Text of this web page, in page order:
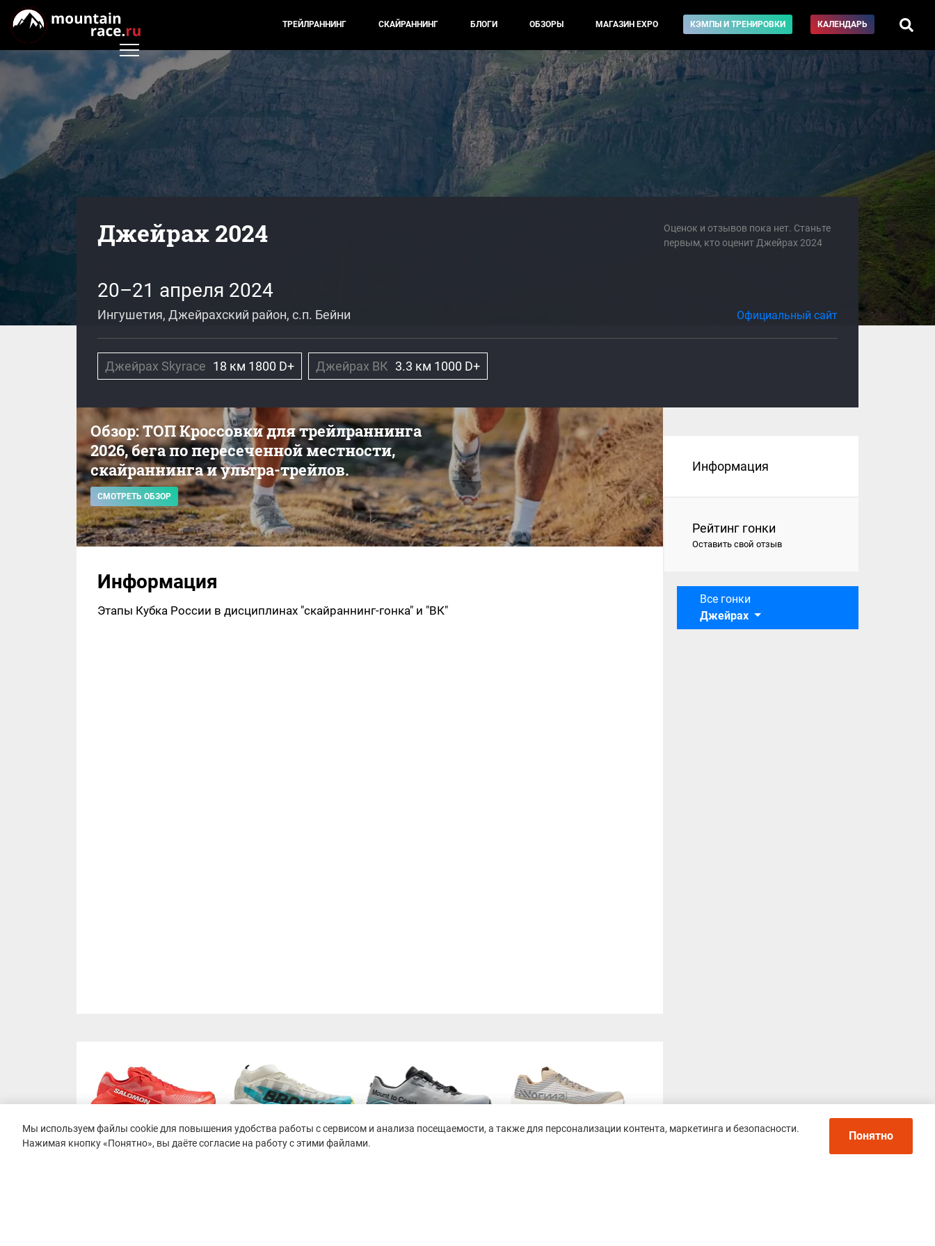
ТРЕЙЛРАННИНГ СКАЙРАННИНГ БЛОГИ ОБЗОРЫ МАГАЗИН EXPO КЭМПЫ И ТРЕНИРОВКИ КАЛЕНДАРЬ
Джейрах 2024
Оценок и отзывов пока нет. Станьте
первым, кто оценит Джейрах 2024
20–21 апреля 2024
Ингушетия, Джейрахский район, с.п. Бейни Официальный сайт
Джейрах Skyrace 18 км 1800 D+ Джейрах ВК 3.3 км 1000 D+
Обзор: ТОП Кроссовки для трейлраннинга
2026, бега по пересеченной местности,
скайраннинга и ультра-трейлов.
СМОТРЕТЬ ОБЗОР
Информация
Этапы Кубка России в дисциплинах "скайраннинг-гонка" и "ВК"
Информация
Рейтинг гонки
Оставить свой отзыв
Все гонки
Джейрах
Мы используем файлы cookie для повышения удобства работы с сервисом и анализа посещаемости, а также для персонализации контента, маркетинга и безопасности.
Нажимая кнопку «Понятно», вы даёте согласие на работу с этими файлами.
Понятно